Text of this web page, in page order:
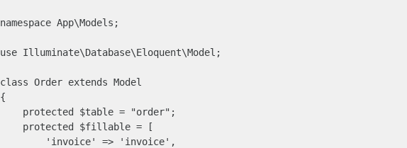
namespace App\Models;
use Illuminate\Database\Eloquent\Model;
class Order extends Model
{